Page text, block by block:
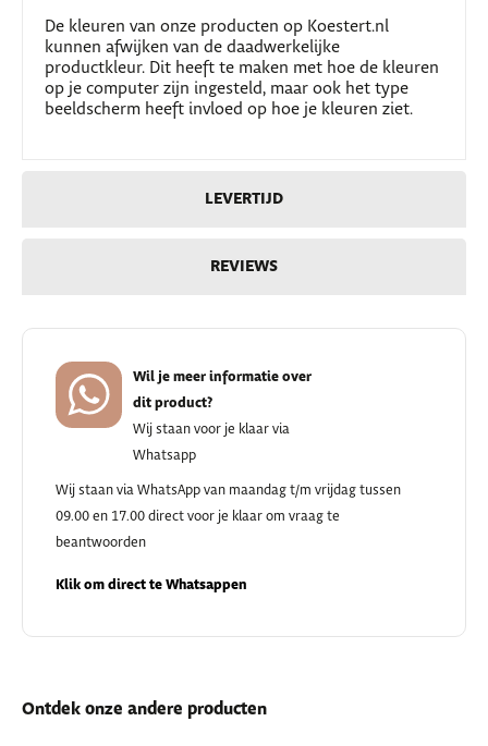
LEVERTIJD
REVIEWS
De kleuren van onze producten op Koestert.nl
kunnen afwijken van de daadwerkelijke
productkleur. Dit heeft te maken met hoe de kleuren
op je computer zijn ingesteld, maar ook het type
beeldscherm heeft invloed op hoe je kleuren ziet.
Wil je meer informatie over
dit product?
Wij staan voor je klaar via
Whatsapp
Wij staan via WhatsApp van maandag t/m vrijdag tussen
09.00 en 17.00 direct voor je klaar om vraag te
beantwoorden
Klik om direct te Whatsappen
Ontdek onze andere producten